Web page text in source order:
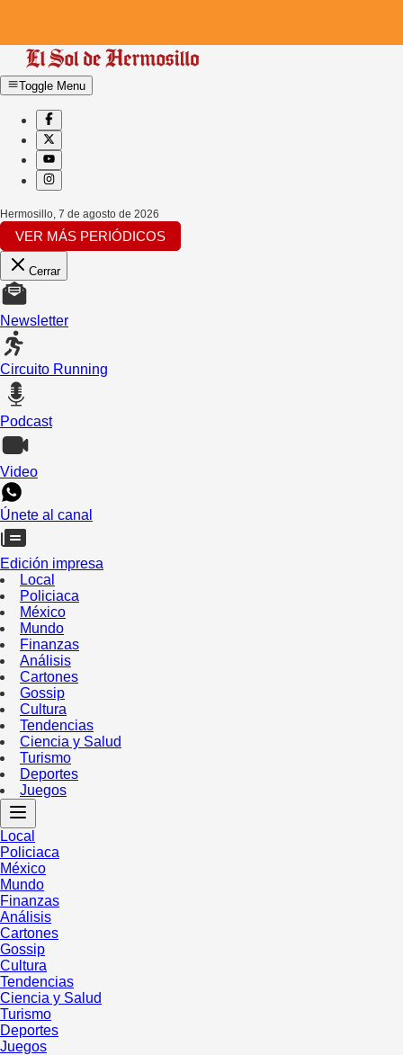
Toggle Menu
Hermosillo 7 de agosto de 2026
VER MÁS PERIÓDICOS
Cerrar
Newsletter
Circuito Running
Podcast
Video
Únete al canal
Edición impresa
Local
Policiaca
México
Mundo
Finanzas
Análisis
Cartones
Gossip
Cultura
Tendencias
Ciencia y Salud
Turismo
Deportes
Juegos
Local
Policiaca
México
Mundo
Finanzas
Análisis
Cartones
Gossip
Cultura
Tendencias
Ciencia y Salud
Turismo
Deportes
Juegos